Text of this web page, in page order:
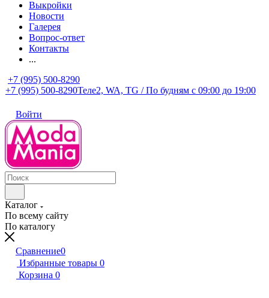
Выкройки
Новости
Галерея
Вопрос-ответ
Контакты
...
+7 (995) 500-8290
+7 (995) 500-8290Теле2, WA, TG / По будням c 09:00 до 19:00
Войти
Каталог
По всему сайту
По каталогу
Сравнение0
Избранные товары 0
Корзина 0